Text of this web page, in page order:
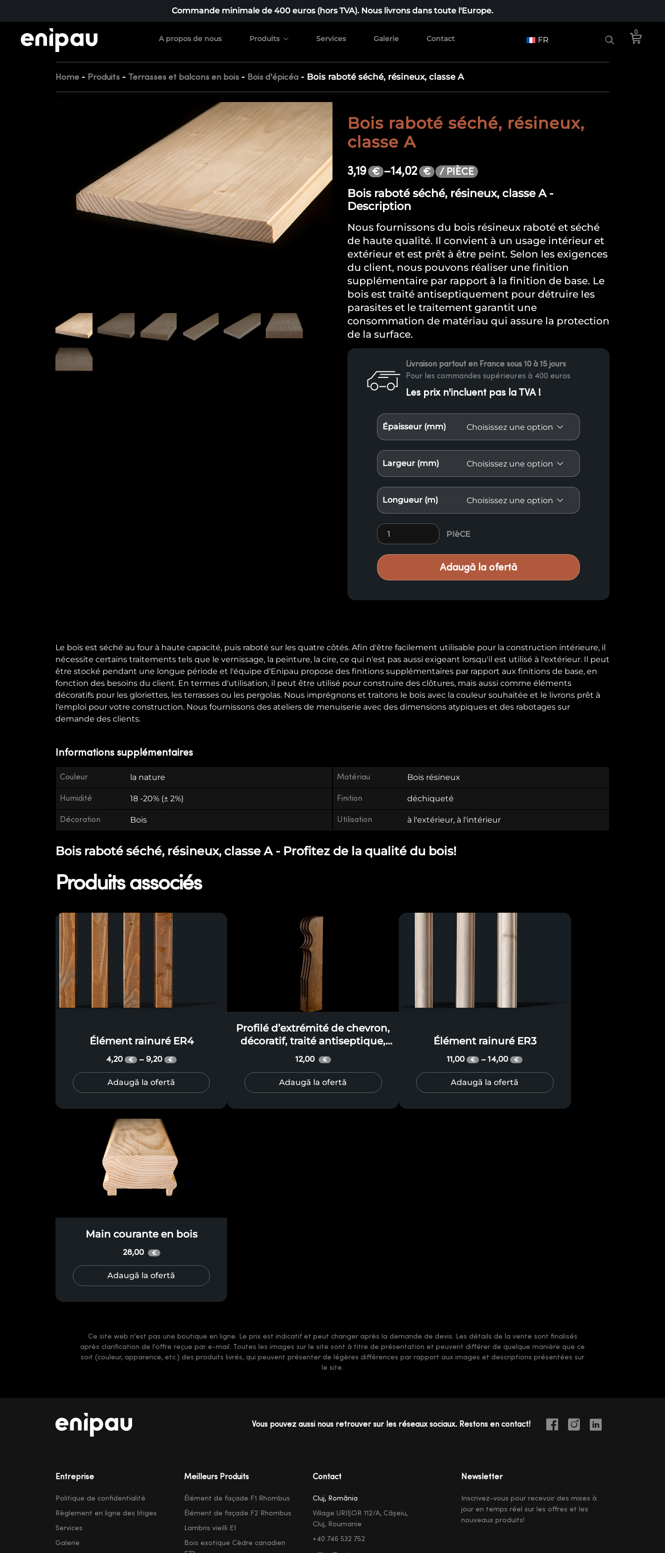
Commande minimale de 400 euros (hors TVA). Nous livrons dans toute l'Europe.
A propos de nous Produits Services Galerie Contact FR
0
Home - Produits - Terrasses et balcons en bois - Bois d'épicéa - Bois raboté séché, résineux, classe A
Bois raboté séché, résineux,
classe A
3,19 € –14,02 € / PIÈCE
Bois raboté séché, résineux, classe A -
Description
Nous fournissons du bois résineux raboté et séché
de haute qualité. Il convient à un usage intérieur et
extérieur et est prêt à être peint. Selon les exigences
du client, nous pouvons réaliser une finition
supplémentaire par rapport à la finition de base. Le
bois est traité antiseptiquement pour détruire les
parasites et le traitement garantit une
consommation de matériau qui assure la protection
de la surface.
Livraison partout en France sous 10 à 15 jours
Pour les commandes supérieures à 400 euros
Les prix n'incluent pas la TVA !
Épaisseur (mm)
Largeur (mm)
Longueur (m)
Bois raboté séché, résineux, classe A quantity
PIèCE
Adaugă la ofertă
Le bois est séché au four à haute capacité, puis raboté sur les quatre côtés. Afin d'être facilement utilisable pour la construction intérieure, il
nécessite certains traitements tels que le vernissage, la peinture, la cire, ce qui n'est pas aussi exigeant lorsqu'il est utilisé à l'extérieur. Il peut
être stocké pendant une longue période et l'équipe d'Enipau propose des finitions supplémentaires par rapport aux finitions de base, en
fonction des besoins du client. En termes d'utilisation, il peut être utilisé pour construire des clôtures, mais aussi comme éléments
décoratifs pour les gloriettes, les terrasses ou les pergolas. Nous imprégnons et traitons le bois avec la couleur souhaitée et le livrons prêt à
l'emploi pour votre construction. Nous fournissons des ateliers de menuiserie avec des dimensions atypiques et des rabotages sur
demande des clients.
Informations supplémentaires
Couleur la nature Matériau Bois résineux
Humidité 18 -20% (± 2%) Finition déchiqueté
Décoration Bois Utilisation à l'extérieur, à l'intérieur
Bois raboté séché, résineux, classe A - Profitez de la qualité du bois!
Produits associés
Élément rainuré ER4
4,20 € – 9,20 €
Adaugă la ofertă
Profilé d’extrémité de chevron,
décoratif, traité antiseptique,
pour terrasses et gloriettes
12,00 €
Adaugă la ofertă
Élément rainuré ER3
11,00 € – 14,00 €
Adaugă la ofertă
Main courante en bois
28,00 €
Adaugă la ofertă
Ce site web n'est pas une boutique en ligne. Le prix est indicatif et peut changer après la demande de devis. Les détails de la vente sont finalisés
après clarification de l'offre reçue par e-mail. Toutes les images sur le site sont à titre de présentation et peuvent différer de quelque manière que ce
soit (couleur, apparence, etc.) des produits livrés, qui peuvent présenter de légères différences par rapport aux images et descriptions présentées sur
le site.
Vous pouvez aussi nous retrouver sur les réseaux sociaux. Restons en contact!
Entreprise
Politique de confidentialité
Règlement en ligne des litiges
Services
Galerie
Meilleurs Produits
Élément de façade F1 Rhombus
Élément de façade F2 Rhombus
Lambris vieilli E1
Bois exotique Cèdre canadien
Contact
Cluj, România
Village URIȘOR 112/A, Cășeiu,
Cluj, Roumanie
+40 746 532 752
Newsletter
Inscrivez-vous pour recevoir des mises à
jour en temps réel sur les offres et les
nouveaux produits!